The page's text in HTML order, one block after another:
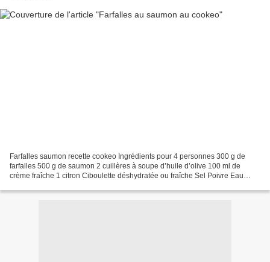
Farfalles saumon recette cookeo Ingrédients pour 4 personnes 300 g de
farfalles 500 g de saumon 2 cuillères à soupe d’huile d’olive 100 ml de
crème fraîche 1 citron Ciboulette déshydratée ou fraîche Sel Poivre Eau